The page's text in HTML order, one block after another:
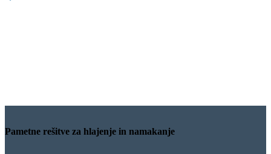
Pametne rešitve za hlajenje in namakanje